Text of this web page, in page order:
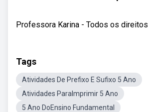
Professora Karina - Todos os
Tags
Atividades De Prefixo E Sufixo 5 Ano
Atividades ParaImprimir 5 Ano
5 Ano DoEnsino Fundamental